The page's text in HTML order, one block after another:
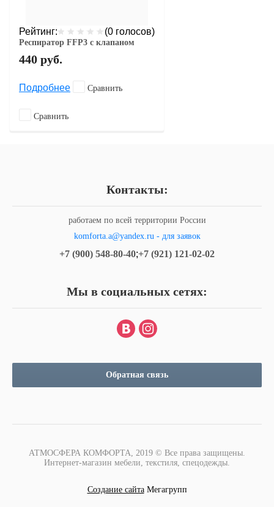
Рейтинг: (0 голосов)
Респиратор FFP3 с клапаном
440 руб.
Подробнее Сравнить
Сравнить
Контакты:
работаем по всей территории России
komforta.a@yandex.ru - для заявок
+7 (900) 548-80-40;+7 (921) 121-02-02
Мы в социальных сетях:
Обратная связь
АТМОСФЕРА КОМФОРТА, 2019 © Все права защищены.
Интернет-магазин мебели, текстиля, спецодежды.
Создание сайтаМегагрупп